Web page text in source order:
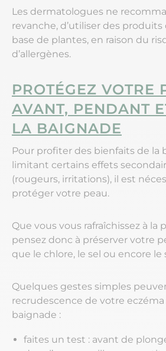
Les dermatologues ne
revanche, d’utiliser des produits
base de plantes, en raison du
d’allergènes.
PROTÉGEZ VOTRE
AVANT, PENDANT
LA BAIGNADE
Pour profiter des bienfaits de la
limitant certains effets
(rougeurs, irritations), il est
protéger votre peau.
Que vous vous rafraîchissez à la
pensez donc à préserver votre
que le chlore, le sel ou encore le
Quelques gestes simples
recrudescence de votre eczéma
baignade :
faites un test : avant de